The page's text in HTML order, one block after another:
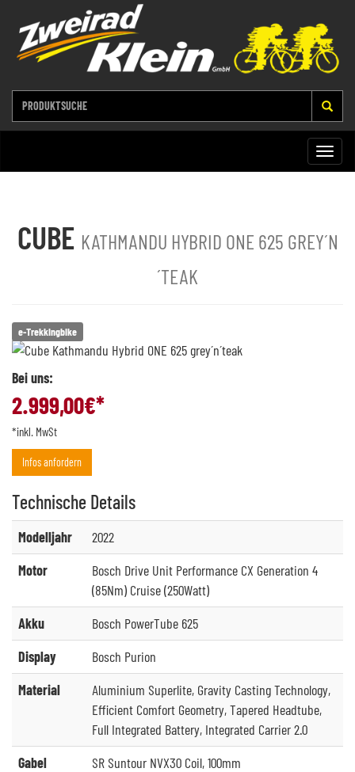
Toggle
CUBE KATHMANDU HYBRID ONE 625 GREY´N
´TEAK
e-Trekkingbike
Bei uns:
2.999,00€*
*inkl. MwSt
Infos anfordern
Technische Details
Modelljahr
2022
Motor
Bosch Drive Unit Performance CX Generation 4
(85Nm) Cruise (250Watt)
Akku
Bosch PowerTube 625
Display
Bosch Purion
Material
Aluminium Superlite, Gravity Casting Technology,
Efficient Comfort Geometry, Tapered Headtube,
Full Integrated Battery, Integrated Carrier 2.0
Gabel
SR Suntour NVX30 Coil, 100mm